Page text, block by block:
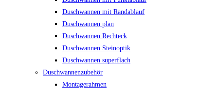
Duschwannen mit Randablauf
Duschwannen plan
Duschwannen Rechteck
Duschwannen Steinoptik
Duschwannen superflach
Duschwannenzubehör
Montagerahmen